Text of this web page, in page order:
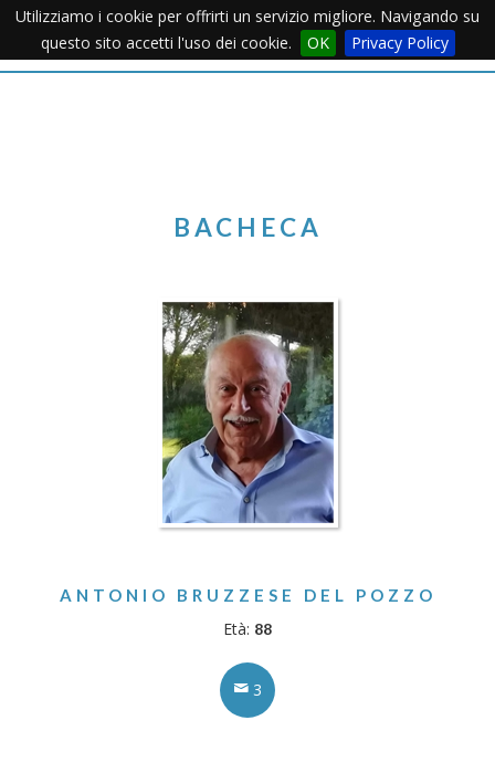
Utilizziamo i cookie per offrirti un servizio migliore. Navigando su
questo sito accetti l'uso dei cookie.
OK Privacy PolicyMenu
BACHECA
ANTONIO BRUZZESE DEL POZZO
Età: 88
3